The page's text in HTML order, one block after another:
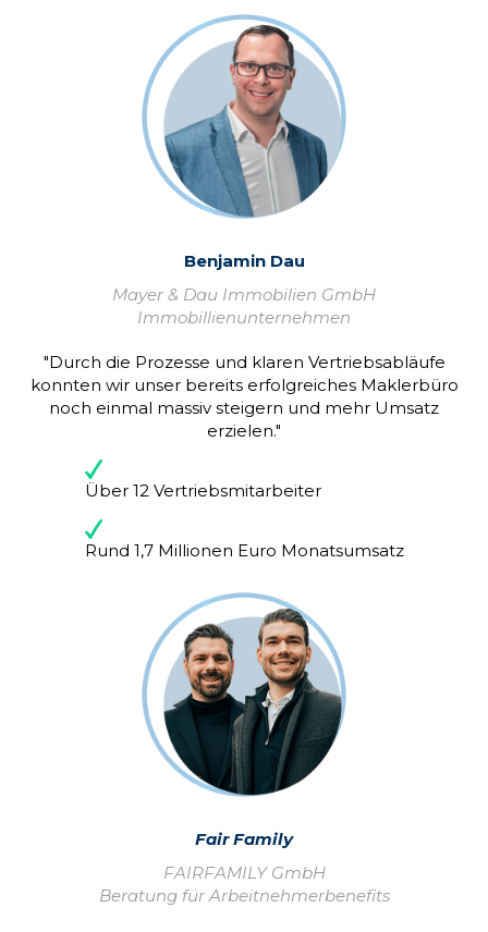
Benjamin Dau
Mayer & Dau Immobilien GmbH
Immobillienunternehmen
"Durch die Prozesse und klaren Vertriebsabläufe
konnten wir unser bereits erfolgreiches Maklerbüro
noch einmal massiv steigern und mehr Umsatz
erzielen."
Über 12 Vertriebsmitarbeiter
Rund 1,7 Millionen Euro Monatsumsatz
Fair Family
FAIRFAMILY GmbH
Beratung für Arbeitnehmerbenefits